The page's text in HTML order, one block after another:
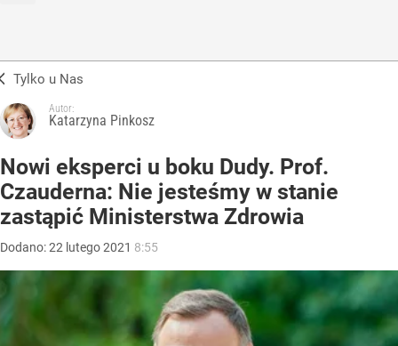
Tylko u Nas
Autor:
Katarzyna Pinkosz
Nowi eksperci u boku Dudy. Prof.
Czauderna: Nie jesteśmy w stanie
zastąpić Ministerstwa Zdrowia
Dodano:22 lutego2021 8:55